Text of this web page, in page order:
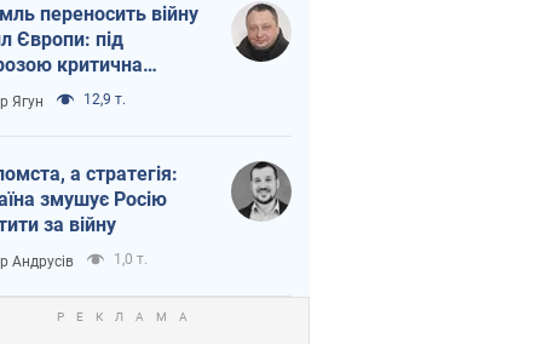
переносить війну
Європи: під
критична
Ягун 12,9 т.
а стратегія:
змушує Росію
за війну
Андрусів 1,0 т.